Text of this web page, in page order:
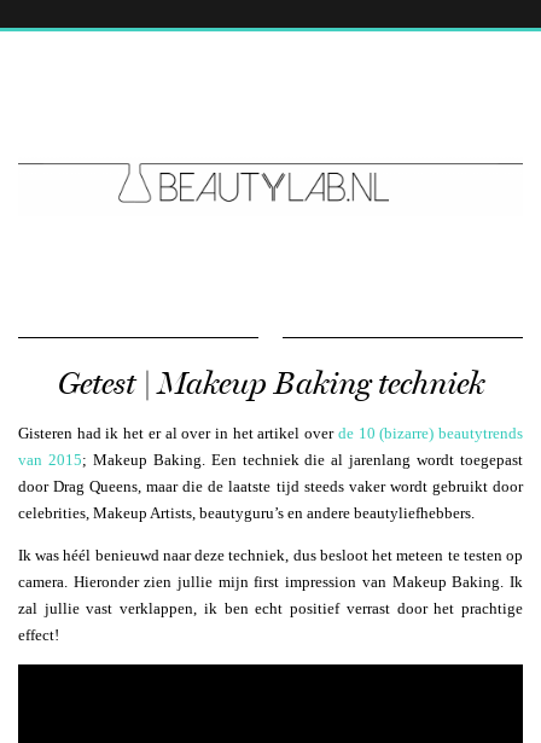
Getest | Makeup Baking techniek
Gisteren had ik het er al over in het artikel over de 10 (bizarre) beautytrends
van 2015; Makeup Baking. Een techniek die al jarenlang wordt toegepast
door Drag Queens, maar die de laatste tijd steeds vaker wordt gebruikt door
celebrities, Makeup Artists, beautyguru’s en andere beautyliefhebbers.
Ik was héél benieuwd naar deze techniek, dus besloot het meteen te testen op
camera. Hieronder zien jullie mijn first impression van Makeup Baking. Ik
zal jullie vast verklappen, ik ben echt positief verrast door het prachtige
effect!